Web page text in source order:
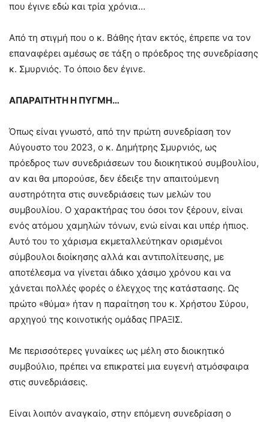
που έγινε εδώ και τρία χρόνια…
Από τη στιγμή που ο κ. Βάθης ήταν εκτός, έπρεπε να τον
επαναφέρει αμέσως σε τάξη ο πρόεδρος της συνεδρίασης
κ. Σμυρνιός. Το όποιο δεν έγινε.
ΑΠΑΡΑΙΤΗΤΗ Η ΠΥΓΜΗ…
Όπως είναι γνωστό, από την πρώτη συνεδρίαση τον
Αύγουστο του 2023, ο κ. Δημήτρης Σμυρνιός, ως
πρόεδρος των συνεδριάσεων του διοικητικού συμβουλίου,
αν και θα μπορούσε, δεν έδειξε την απαιτούμενη
αυστηρότητα στις συνεδριάσεις των μελών του
συμβουλίου. Ο χαρακτήρας του όσοι τον ξέρουν, είναι
ενός ατόμου χαμηλών τόνων, ενώ είναι και υπέρ ήπιος.
Αυτό του το χάρισμα εκμεταλλεύτηκαν ορισμένοι
σύμβουλοι διοίκησης αλλά και αντιπολίτευσης, με
αποτέλεσμα να γίνεται άδικο χάσιμο χρόνου και να
χάνεται πολλές φορές ο έλεγχος της κατάστασης. Ως
πρώτο «θύμα» ήταν η παραίτηση του κ. Χρήστου Σύρου,
αρχηγού της κοινοτικής ομάδας ΠΡΑΞΙΣ.
Με περισσότερες γυναίκες ως μέλη στο διοικητικό
συμβούλιο, πρέπει να επικρατεί μια ευγενή ατμόσφαιρα
στις συνεδριάσεις.
Είναι λοιπόν αναγκαίο, στην επόμενη συνεδρίαση ο